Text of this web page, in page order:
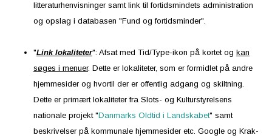
litteraturhenvisninger samt link til fortidsmindets administration
og opslag i databasen "Fund og fortidsminder".
"Link lokaliteter": Afsat med Tid/Type-ikon på kortet og kan
søges i menuer. Dette er lokaliteter, som er formidlet på andre
hjemmesider og hvortil der er offentlig adgang og skiltning.
Dette er primært lokaliteter fra Slots- og Kulturstyrelsens
nationale projekt "Danmarks Oldtid i Landskabet" samt
beskrivelser på kommunale hjemmesider etc. Google og Krak-